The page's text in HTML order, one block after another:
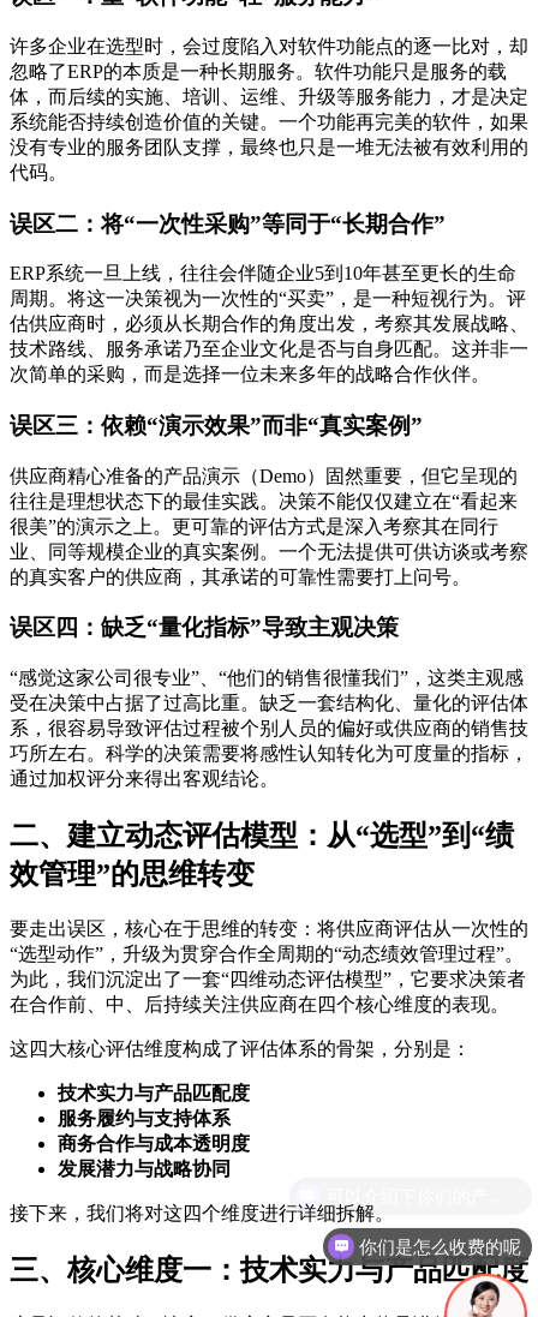
许多企业在选型时，会过度陷入对软件功能点的逐一比对，却
忽略了ERP的本质是一种长期服务。软件功能只是服务的载
体，而后续的实施、培训、运维、升级等服务能力，才是决定
系统能否持续创造价值的关键。一个功能再完美的软件，如果
没有专业的服务团队支撑，最终也只是一堆无法被有效利用的
代码。
误区二：将“一次性采购”等同于“长期合作”
ERP系统一旦上线，往往会伴随企业5到10年甚至更长的生命
周期。将这一决策视为一次性的“买卖”，是一种短视行为。评
估供应商时，必须从长期合作的角度出发，考察其发展战略、
技术路线、服务承诺乃至企业文化是否与自身匹配。这并非一
次简单的采购，而是选择一位未来多年的战略合作伙伴。
误区三：依赖“演示效果”而非“真实案例”
供应商精心准备的产品演示（Demo）固然重要，但它呈现的
往往是理想状态下的最佳实践。决策不能仅仅建立在“看起来
很美”的演示之上。更可靠的评估方式是深入考察其在同行
业、同等规模企业的真实案例。一个无法提供可供访谈或考察
的真实客户的供应商，其承诺的可靠性需要打上问号。
误区四：缺乏“量化指标”导致主观决策
“感觉这家公司很专业”、“他们的销售很懂我们”，这类主观感
受在决策中占据了过高比重。缺乏一套结构化、量化的评估体
系，很容易导致评估过程被个别人员的偏好或供应商的销售技
巧所左右。科学的决策需要将感性认知转化为可度量的指标，
通过加权评分来得出客观结论。
二、建立动态评估模型：从“选型”到“绩
效管理”的思维转变
要走出误区，核心在于思维的转变：将供应商评估从一次性的
“选型动作”，升级为贯穿合作全周期的“动态绩效管理过程”。
为此，我们沉淀出了一套“四维动态评估模型”，它要求决策者
在合作前、中、后持续关注供应商在四个核心维度的表现。
这四大核心评估维度构成了评估体系的骨架，分别是：
技术实力与产品匹配度
服务履约与支持体系
商务合作与成本透明度
发展潜力与战略协同
接下来，我们将对这四个维度进行详细拆解。
三、核心维度一：技术实力与产品匹配度
你们是怎么收费的呢